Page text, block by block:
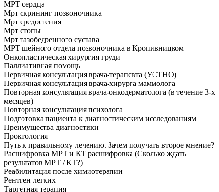
МРТ сердца
Мрт скрининг позвоночника
Мрт средостения
Мрт стопы
Мрт тазобедренного сустава
МРТ шейного отдела позвоночника в Кропивницком
Онкопластическая хирургия груди
Паллиативная помощь
Первичная консультация врача-терапевта (УСТНО)
Первичная консультация врача-хирурга маммолога
Повторная консультация врача-онкодерматолога (в течение 3-х
месяцев)
Повторная консультация психолога
Подготовка пациента к диагностическим исследованиям
Преимущества диагностики
Проктология
Путь к правильному лечению. Зачем получать второе мнение?
Расшифровка МРТ и КТ расшифровка (Сколько ждать
результатов МРТ / КТ?)
Реабилитация после химиотерапии
Рентген легких
Таргетная терапия